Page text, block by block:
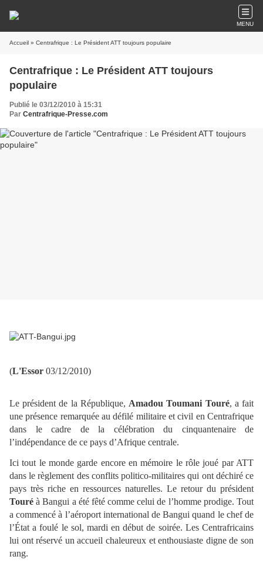
MENU
Accueil » Centrafrique : Le Président ATT toujours populaire
Centrafrique : Le Président ATT toujours
populaire
Publié le 03/12/2010 à 15:31
Par Centrafrique-Presse.com
(L'Essor 03/12/2010)
Le président de la République, Amadou Toumani Touré, a fait
une présence remarquée au défilé militaire et civil en Centrafrique
dans le cadre de la célébration du cinquantenaire de
l’indépendance de ce pays d’Afrique centrale.
Ici tout le monde garde encore en mémoire le rôle joué par ATT
dans le règlement des conflits politico-militaires qui ont déchiré ce
pays très riche en ressources naturelles. Le retour du président
Touré à Bangui a été fêté comme celui de l’homme prodige. Tout
a commencé à l’aéroport international de Bangui quand le chef de
l’État a foulé le sol, mardi en début de soirée. Les Centrafricains
lui ont réservé un accueil chaleureux et enthousiaste digne de son
rang.